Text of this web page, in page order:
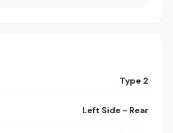
Type 2
Left Side - Rear